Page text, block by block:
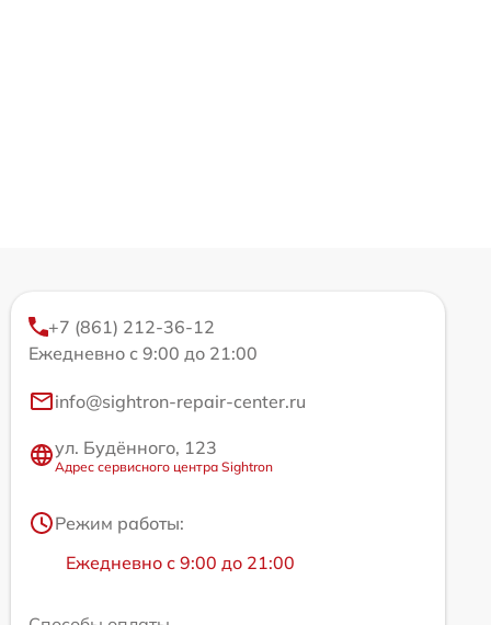
+7 (861) 212-36-12
Ежедневно с 9:00 до 21:00
info@sightron-repair-center.ru
ул. Будённого, 123
Адрес сервисного центра Sightron
Режим работы:
Ежедневно с 9:00 до 21:00